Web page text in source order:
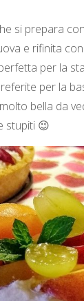
si prepara
e rifinita
per la
per la
bella da
stupiti 😉